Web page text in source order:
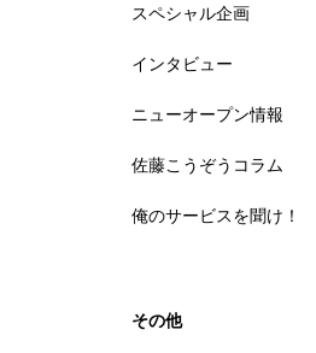
スペシャル企画
インタビュー
ニューオープン情報
佐藤こうぞうコラム
俺のサービスを聞け！
その他